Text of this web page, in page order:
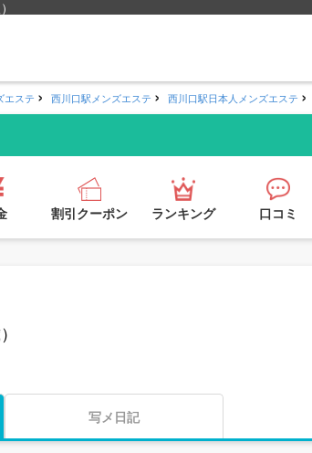
エステ 西川口駅メンズエステ 西川口駅日本人メンズエステ
割引クーポン ランキング 口コミ
写メ日記